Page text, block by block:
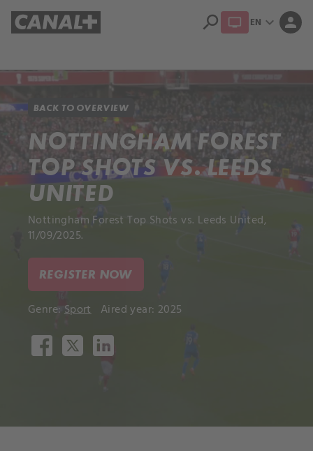
search EN expand_more person
BACK TO OVERVIEW
NOTTINGHAM FOREST
TOP SHOTS VS. LEEDS
UNITED
Nottingham Forest Top Shots vs. Leeds United,
11/09/2025.
REGISTER NOW
Genre: Sport Aired year: 2025